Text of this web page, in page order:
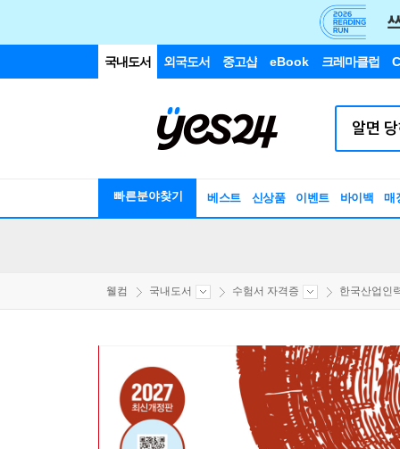
국내도서 외국도서 중고샵 eBook 크레마클럽
빠른분야찾기 베스트 신상품 이벤트 바이백 매
웰컴 국내도서 수험서 자격증 한국산업인